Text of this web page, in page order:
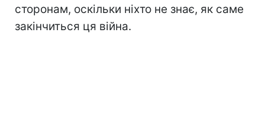
сторонам, оскільки ніхто не знає, як саме
закінчиться ця війна.